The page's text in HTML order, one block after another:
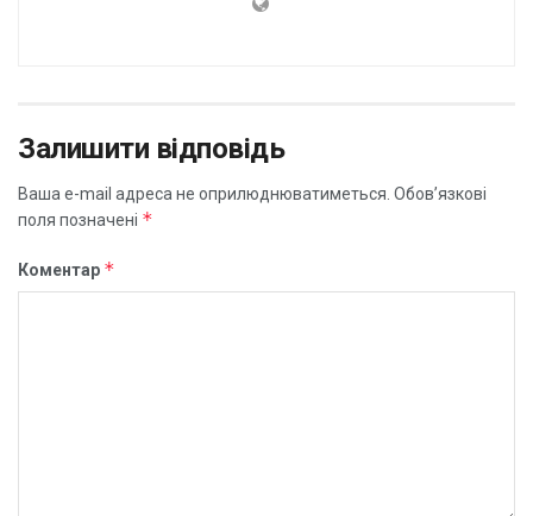
Залишити відповідь
Ваша e-mail адреса не оприлюднюватиметься. Обов’язкові
поля позначені *
Коментар *